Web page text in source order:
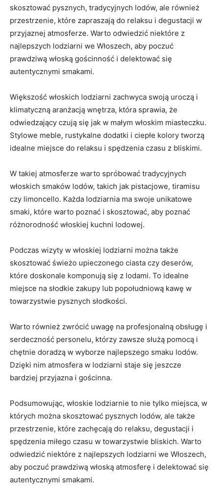
skosztować pysznych, tradycyjnych lodów, ale również
przestrzenie, które zapraszają​ do relaksu i degustacji ⁣w
przyjaznej atmosferze. Warto odwiedzić ​niektóre z
najlepszych ‌lodziarni we ⁤Włoszech, aby⁣ poczuć
prawdziwą włoską gościnność i delektować⁣ się ​
autentycznymi smakami.
Większość włoskich ⁣lodziarni ⁤zachwyca swoją uroczą⁣ i
klimatyczną aranżacją wnętrza, która sprawia, że
odwiedzający czują się jak w małym włoskim miasteczku.
Stylowe meble, rustykalne dodatki i ciepłe kolory ⁣tworzą
idealne miejsce​ do relaksu i spędzenia czasu ⁤z bliskimi.
W takiej atmosferze ⁤warto spróbować tradycyjnych
⁢włoskich smaków lodów,⁣ takich⁤ jak pistacjowe, tiramisu
czy limoncello. Każda ‍lodziarnia ma swoje​ unikatowe
smaki, które ‌warto ​poznać ⁢i skosztować, aby‍ poznać
różnorodność włoskiej⁢ kuchni lodowej.
Podczas wizyty w włoskiej lodziarni można także
skosztować świeżo⁣ upieczonego ciasta czy⁤ deserów,
⁤które‌ doskonale ⁢komponują się z lodami. To idealne ​
miejsce na słodkie zakupy lub popołudniową ‌kawę w
⁤towarzystwie pysznych słodkości.
Warto również zwrócić uwagę ​na⁢ profesjonalną obsługę ‍i
serdeczność personelu,​ którzy zawsze służą pomocą i
chętnie‍ doradzą⁤ w wyborze najlepszego smaku ‍lodów.
⁢Dzięki⁤ nim atmosfera w lodziarni staje​ się jeszcze
bardziej⁤ przyjazna ‍i ⁤gościnna.
Podsumowując, włoskie lodziarnie to nie tylko miejsca,⁣ w
których można skosztować pysznych lodów, ale także
przestrzenie, które zachęcają do relaksu, degustacji i
spędzenia miłego czasu w towarzystwie bliskich. Warto⁢
odwiedzić niektóre⁣ z najlepszych lodziarni we⁣ Włoszech,
aby poczuć prawdziwą włoską atmosferę i delektować się
autentycznymi ‍smakami.